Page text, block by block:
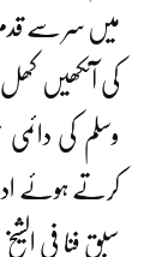
میں سر سے
کی آنکھیں کھل
وسلم کی
کرتے ہوئے
سبق فنا فی